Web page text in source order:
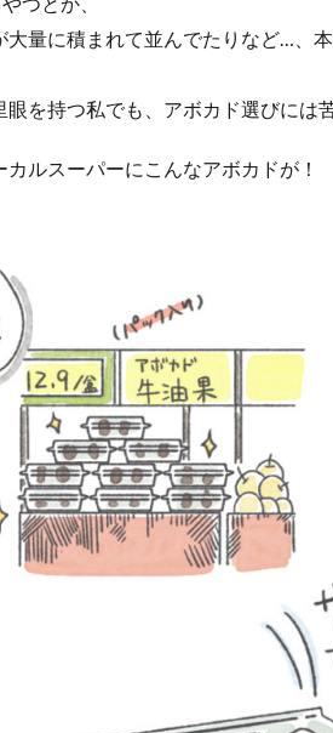
大量に積まれて並んでたりなど…、
を持つ私でも、アボカド選びには
ルスーパーにこんなアボカドが！